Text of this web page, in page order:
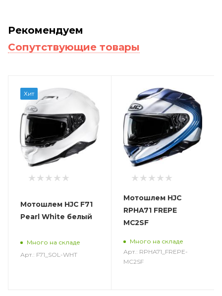
Рекомендуем
Сопутствующие товары
Хит
Мотошлем HJC F71
Pearl White белый
Много на складе
Арт.: F71_SOL-WHT
Мотошлем HJC
RPHA71 FREPE
MC2SF
Много на складе
Арт.: RPHA71_FREPE-
MC2SF